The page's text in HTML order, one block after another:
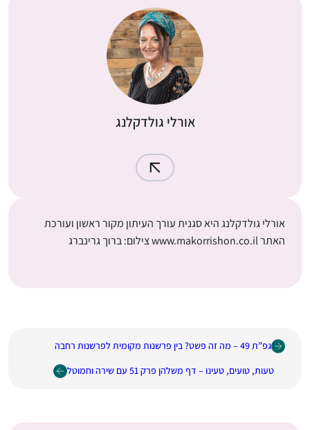
אורלי גולדקלנג
אורלי גולדקלנג היא סגנית עורך העיתון מקור ראשון ועורכת
האתר www.makorrishon.co.il צילום: ברוך גרינברג
גפ”ת 49 – מה זה פשט? בין פרשנות מקומית לפרשנות רחבה
טעות, טועים, טעינו – דף משלהן פרק 51 עם שירה וחמוטל